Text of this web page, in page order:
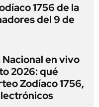
1756 de la
del 9 de
en vivo
2026: qué
Zodíaco 1756,